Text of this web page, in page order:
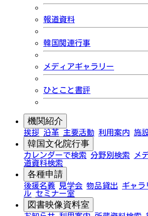
報道資料
韓国関連行事
メディアギャラリー
ひとこと書評
機関紹介
挨拶 沿革 主要活動 利用案内 施
韓国文化院行事
カレンダーで検索 分野別検索 メ
道資料検索
各種申請
後援名義 見学会 物品貸出 ギャラ
ル セミナー室
図書映像資料室